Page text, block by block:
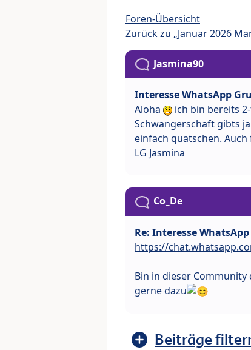
Foren-Übersicht
Zurück zu „Januar 2026
Jasmina90
Interesse WhatsApp
Aloha
ich bin bereits
Schwangerschaft gibts
einfach quatschen.
LG Jasmina
Co_De
Re: Interesse
https://
Bin in dieser
gerne dazu
Beiträge